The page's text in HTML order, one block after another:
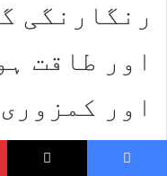
رنگارنگی
اور طاقت
اور
جس قوم کو